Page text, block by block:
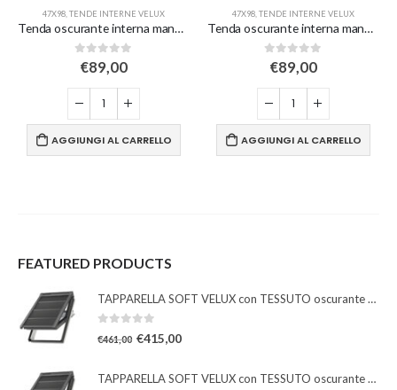
47X98 TENDE INTERNE VELUX
Tenda oscurante interna manuale a rullo white line – bianca – per finestre misura B04/064
Su 5
€89,00
AGGIUNGI AL CARRELLO
47X98 TENDE INTERNE VELUX
Tenda oscurante interna manuale a rullo – bianca – per finestre misura B04/064
Su 5
€89,00
AGGIUNGI AL CARRELLO
FEATURED PRODUCTS
TAPPARELLA SOFT VELUX con TESSUTO oscurante solare
€461,00 €415,00
TAPPARELLA SOFT VELUX con TESSUTO oscurante solare